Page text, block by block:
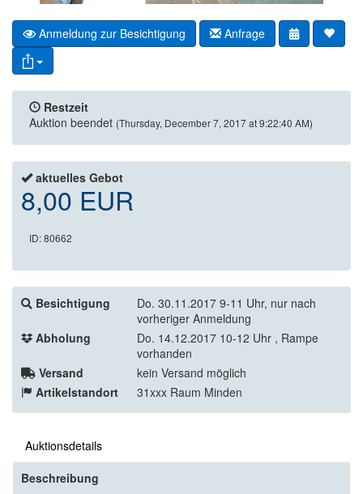
Anmeldung zur Besichtigung Anfrage
Restzeit
Auktion beendet (Thursday, December 7, 2017 at 9:22:40 AM)
aktuelles Gebot
8,00 EUR
ID: 80662
Besichtigung
Do. 30.11.2017 9-11 Uhr, nur nach
vorheriger Anmeldung
Abholung
Do. 14.12.2017 10-12 Uhr , Rampe
vorhanden
Versand
kein Versand möglich
Artikelstandort
31xxx Raum Minden
Auktionsdetails
Beschreibung